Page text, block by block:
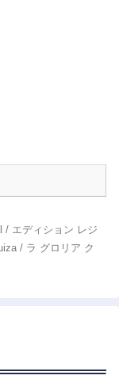
/ エディション レジ
/ ラ グロリア ク